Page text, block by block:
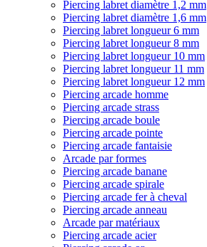
Piercing labret diamètre 1,2 mm
Piercing labret diamètre 1,6 mm
Piercing labret longueur 6 mm
Piercing labret longueur 8 mm
Piercing labret longueur 10 mm
Piercing labret longueur 11 mm
Piercing labret longueur 12 mm
Piercing arcade homme
Piercing arcade strass
Piercing arcade boule
Piercing arcade pointe
Piercing arcade fantaisie
Arcade par formes
Piercing arcade banane
Piercing arcade spirale
Piercing arcade fer à cheval
Piercing arcade anneau
Arcade par matériaux
Piercing arcade acier